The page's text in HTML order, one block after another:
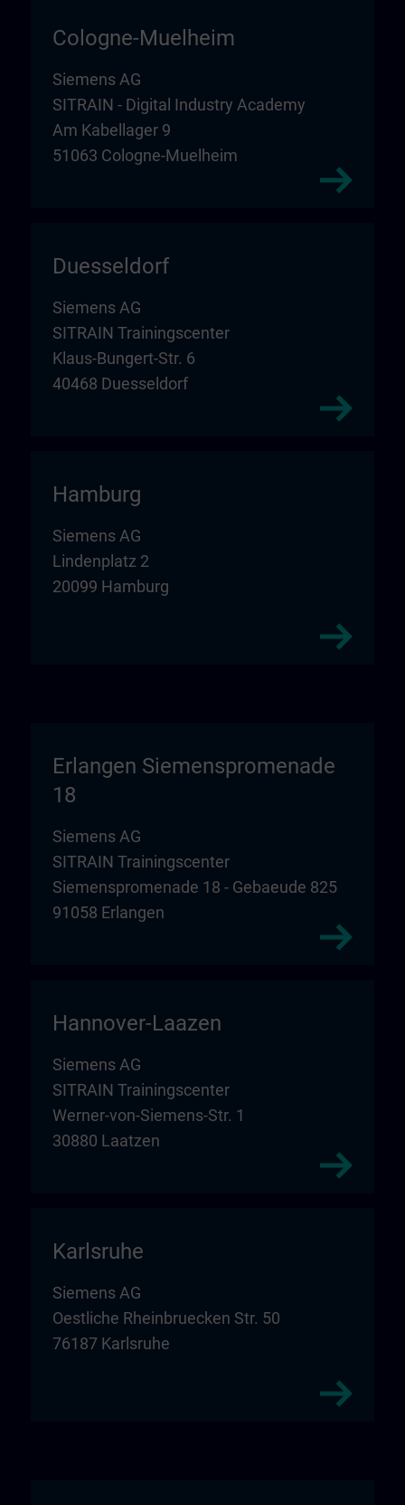
Cologne-Muelheim
Siemens AG
SITRAIN - Digital Industry Academy
Am Kabellager 9
51063 Cologne-Muelheim
Duesseldorf
Siemens AG
SITRAIN Trainingscenter
Klaus-Bungert-Str. 6
40468 Duesseldorf
Hamburg
Siemens AG
Lindenplatz 2
20099 Hamburg
Erlangen Siemenspromenade
18
Siemens AG
SITRAIN Trainingscenter
Siemenspromenade 18 - Gebaeude 825
91058 Erlangen
Hannover-Laazen
Siemens AG
SITRAIN Trainingscenter
Werner-von-Siemens-Str. 1
30880 Laatzen
Karlsruhe
Siemens AG
Oestliche Rheinbruecken Str. 50
76187 Karlsruhe